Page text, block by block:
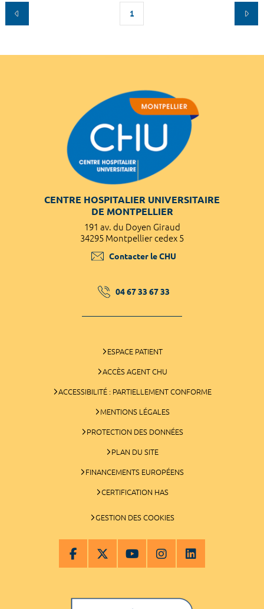
1
CENTRE HOSPITALIER UNIVERSITAIRE
DE MONTPELLIER
191 av. du Doyen Giraud
34295 Montpellier cedex 5
Contacter le CHU
04 67 33 67 33
ESPACE PATIENT
ACCÈS AGENT CHU
ACCESSIBILITÉ : PARTIELLEMENT CONFORME
MENTIONS LÉGALES
PROTECTION DES DONNÉES
PLAN DU SITE
FINANCEMENTS EUROPÉENS
CERTIFICATION HAS
GESTION DES COOKIES